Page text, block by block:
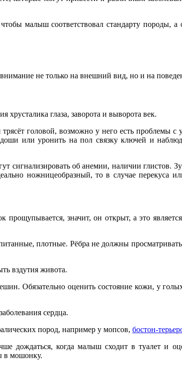
малыш соответствовал стандарту породы, а
не только на внешний вид, но и на
глаза, заворота и выворота век.
головой, возможно у него есть проблемы
или уронить на пол связку ключей и
сигнализировать об анемии, наличии глистов.
ножницеобразный, то в случае перекуса
значит, он открыт, а это
плотные. Рёбра не должны
вздутия живота.
Обязательно оценить состояние кожи, у
сердца.
пород, например у мопсов, бостон-
дождаться, когда малыш сходит в туалет и
в мошонку.